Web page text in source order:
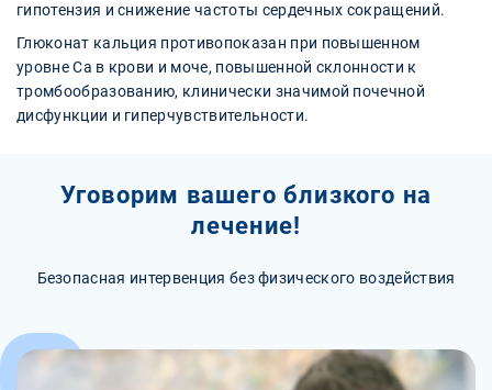
гипотензия и снижение частоты сердечных сокращений.
Глюконат кальция противопоказан при повышенном
уровне Са в крови и моче, повышенной склонности к
тромбообразованию, клинически значимой почечной
дисфункции и гиперчувствительности.
Уговорим вашего близкого на
лечение!
Безопасная интервенция без физического воздействия